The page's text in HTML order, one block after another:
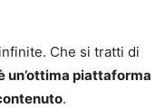
Che si tratti di
un’ottima piattaforma
.